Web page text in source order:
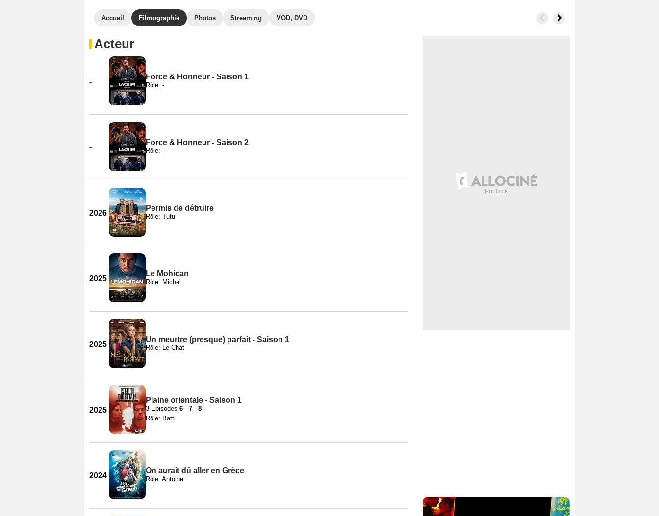
Accueil Filmographie Photos Streaming VOD, DVD
Acteur
-
Force & Honneur - Saison 1
Rôle: -
-
Force & Honneur - Saison 2
Rôle: -
2026
Permis de détruire
Rôle: Tutu
2025
Le Mohican
Rôle: Michel
2025
Un meurtre (presque) parfait - Saison 1
Rôle: Le Chat
2025
Plaine orientale - Saison 1
3 Episodes 6 - 7 - 8
Rôle: Batti
2024
On aurait dû aller en Grèce
Rôle: Antoine